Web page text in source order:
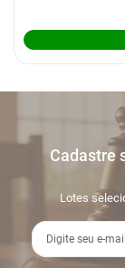
Cadastre
Lotes